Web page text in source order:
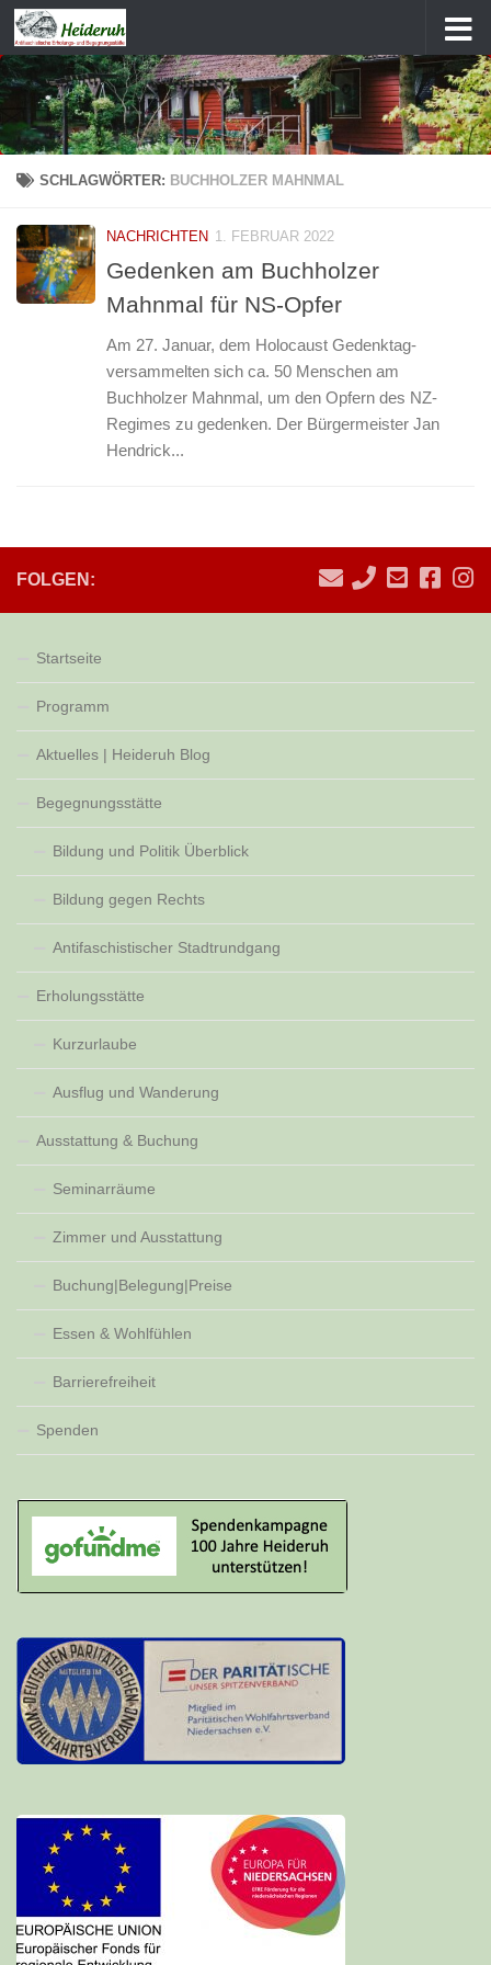
Zum Inhalt springen
SCHLAGWÖRTER: BUCHHOLZER MAHNMAL
NACHRICHTEN 1. FEBRUAR 2022
Gedenken am Buchholzer
Mahnmal für NS-Opfer
Am 27. Januar, dem Holocaust Gedenktag-
versammelten sich ca. 50 Menschen am
Buchholzer Mahnmal, um den Opfern des NZ-
Regimes zu gedenken. Der Bürgermeister Jan
Hendrick...
FOLGEN:
Startseite
Programm
Aktuelles | Heideruh Blog
Begegnungsstätte
Bildung und Politik Überblick
Bildung gegen Rechts
Antifaschistischer Stadtrundgang
Erholungsstätte
Kurzurlaube
Ausflug und Wanderung
Ausstattung & Buchung
Seminarräume
Zimmer und Ausstattung
Buchung|Belegung|Preise
Essen & Wohlfühlen
Barrierefreiheit
Spenden